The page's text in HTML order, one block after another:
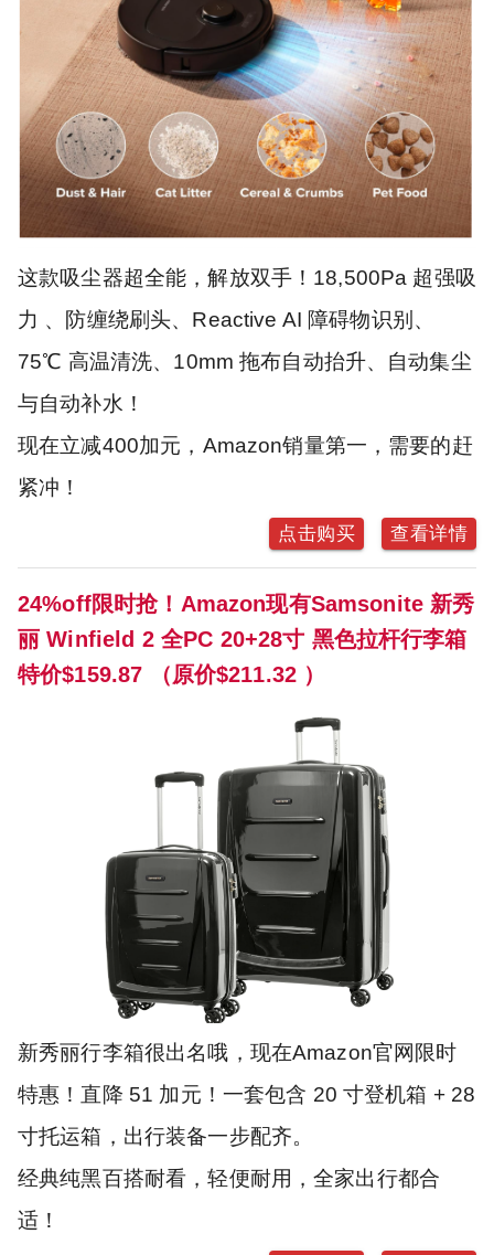
这款吸尘器超全能，解放双手！18,500Pa 超强吸
力 、防缠绕刷头、Reactive AI 障碍物识别、
75℃ 高温清洗、10mm 拖布自动抬升、自动集尘
与自动补水！
现在立减400加元，Amazon销量第一，需要的赶
紧冲！
点击购买 查看详情
24%off限时抢！Amazon现有Samsonite 新秀
丽 Winfield 2 全PC 20+28寸 黑色拉杆行李箱
特价$159.87 （原价$211.32 ）
新秀丽行李箱很出名哦，现在Amazon官网限时
特惠！直降 51 加元！一套包含 20 寸登机箱 + 28
寸托运箱，出行装备一步配齐。
经典纯黑百搭耐看，轻便耐用，全家出行都合
适！